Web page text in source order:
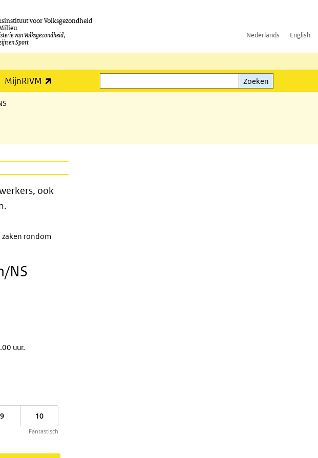
voor Volksgezondheid
van Volksgezondheid,
en Sport
Nederlands English
MijnRIVM
Zoeken
Zoeken
ook
rondom
NS
uur.
9 10
Fantastisch